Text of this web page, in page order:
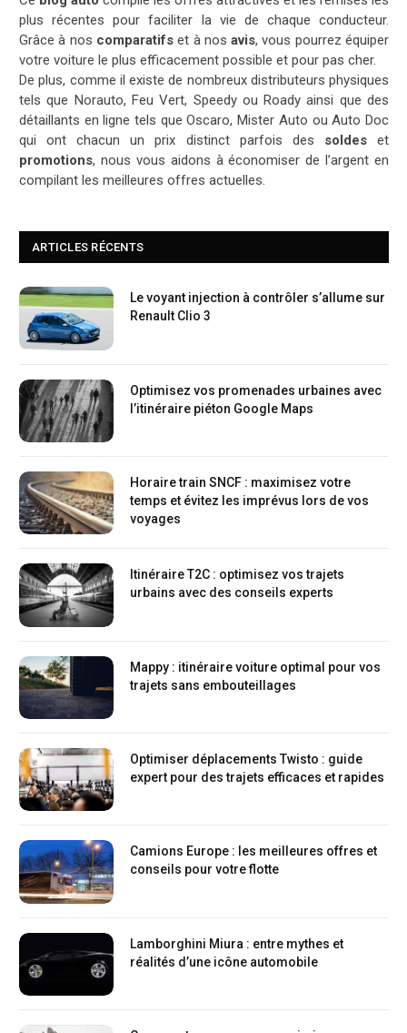
plus récentes pour faciliter la vie de chaque conducteur.
Grâce à nos comparatifset à nosavis, vous pourrez équiper
votre voiture le plus efficacement possible et pour pas cher.
De plus, comme il existe de nombreux distributeurs physiques
tels que Norauto, Feu Vert, Speedy ou Roady ainsi que des
détaillants en ligne tels que Oscaro, Mister Auto ou Auto Doc
qui ont chacun un prix distinct parfois des soldeset
promotions, nous vous aidons à économiser de l’argent en
compilant les meilleures offres actuelles.
ARTICLES RÉCENTS
Le voyant injection à contrôler s’allume sur
Renault Clio 3
Optimisez vos promenades urbaines avec
l’itinéraire piéton Google Maps
Horaire train SNCF : maximisez votre
temps et évitez les imprévus lors de vos
voyages
Itinéraire T2C : optimisez vos trajets
urbains avec des conseils experts
Mappy : itinéraire voiture optimal pour vos
trajets sans embouteillages
Optimiser déplacements Twisto : guide
expert pour des trajets efficaces et rapides
Camions Europe : les meilleures offres et
conseils pour votre flotte
Lamborghini Miura : entre mythes et
réalités d’une icône automobile